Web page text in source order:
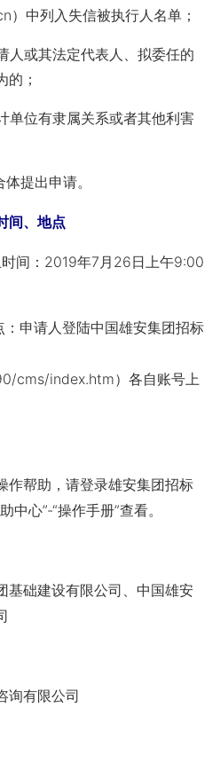
）中列入失信被执行人名单；
或其法定代表人、拟委任的
的；
位有隶属关系或者其他利害
提出申请。
、地点
间：2019年7月26日上午9:00
申请人登陆中国雄安集团招标
cms/index.htm）各自账号上
帮助，请登录雄安集团招标
助中心”-“操作手册”查看。
础建设有限公司、中国雄安
有限公司